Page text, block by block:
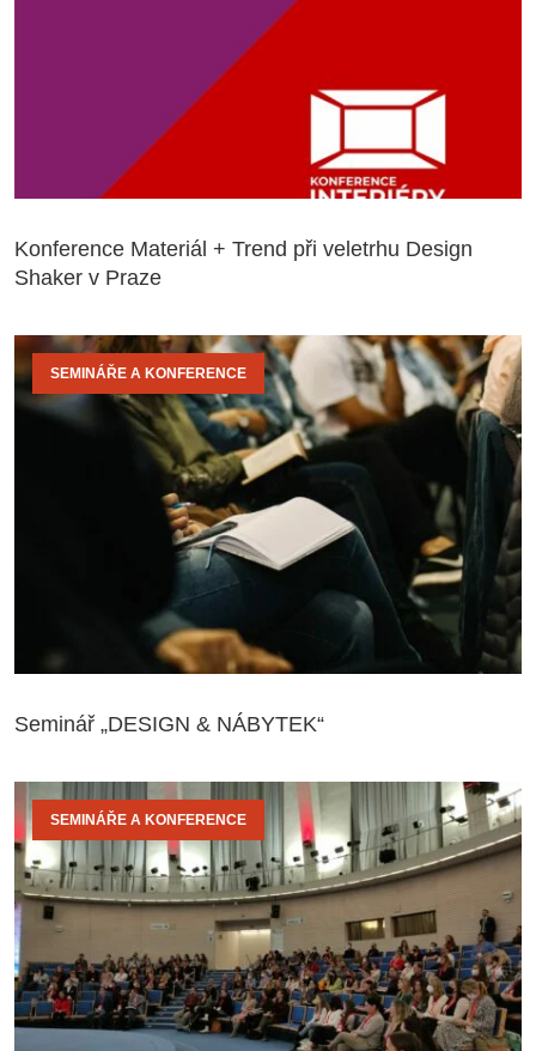
Konference Materiál + Trend při veletrhu Design
Shaker v Praze
SEMINÁŘE A KONFERENCE
Seminář „DESIGN & NÁBYTEK“
SEMINÁŘE A KONFERENCE